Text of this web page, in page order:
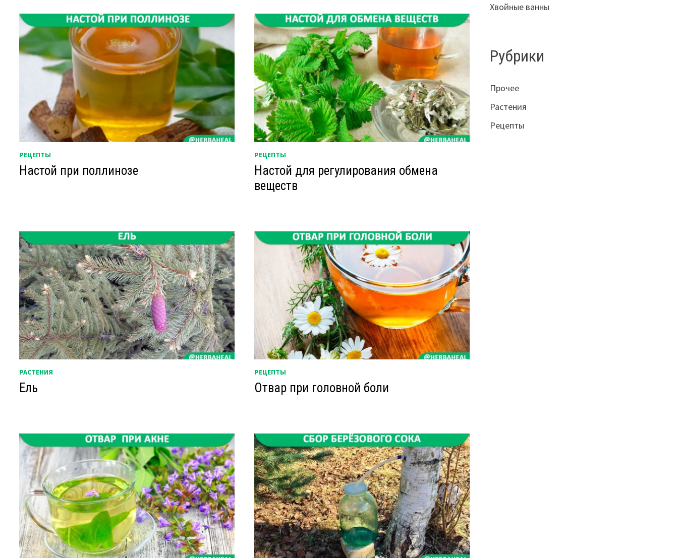
РЕЦЕПТЫ
Настой при поллинозе
РЕЦЕПТЫ
Настой для регулирования обмена
веществ
РАСТЕНИЯ
Ель
РЕЦЕПТЫ
Отвар при головной боли
Хвойные ванны
Рубрики
Прочее
Растения
Рецепты